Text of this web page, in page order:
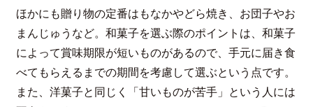
ほかにも贈り物の定番はもなかやどら焼き、お団子やお
まんじゅうなど。和菓子を選ぶ際のポイントは、和菓子
によって賞味期限が短いものがあるので、手元に届き食
べてもらえるまでの期間を考慮して選ぶという点です。
また、洋菓子と同じく「甘いものが苦手」という人には